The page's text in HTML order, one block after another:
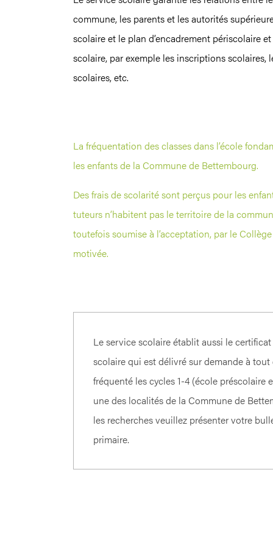
commune, les parents et les autorités
scolaire et le plan d’encadrement périscolaire
scolaire, par exemple les inscriptions scolaires,
scolaires, etc.
La fréquentation des classes dans l’école
les enfants de la Commune de Bettembourg.
Des frais de scolarité sont perçus pour les
tuteurs n’habitent pas le territoire de la
toutefois soumise à l’acceptation, par le
motivée.
Le service scolaire établit aussi le
scolaire qui est délivré sur demande à
fréquenté les cycles 1-4 (école préscolaire
une des localités de la Commune de
les recherches veuillez présenter votre
primaire.